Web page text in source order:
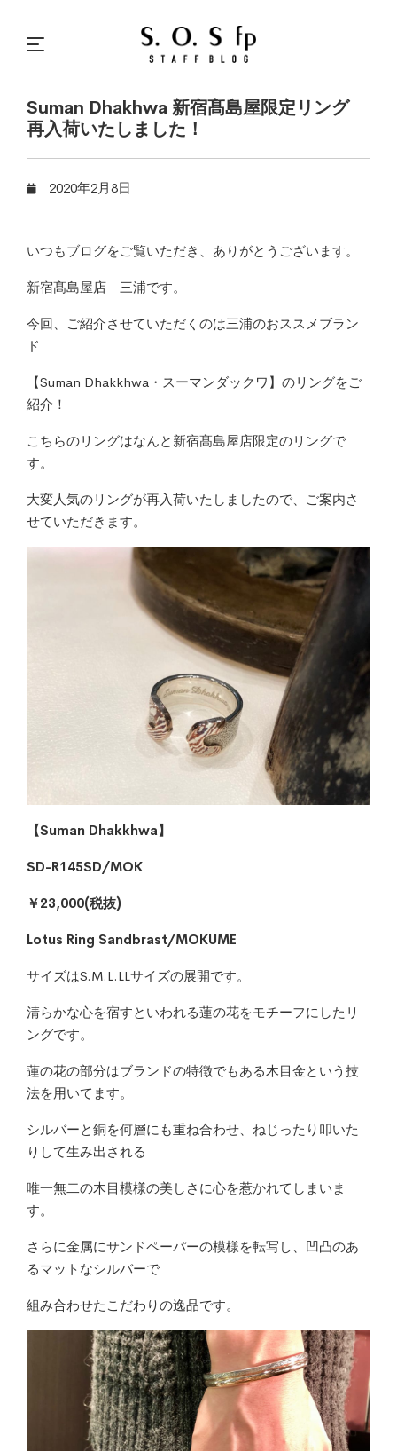
Suman Dhakhwa 新宿髙島屋限定リング
再入荷いたしました！
2020年2月8日
いつもブログをご覧いただき、ありがとうございます。
新宿髙島屋店 三浦です。
今回、ご紹介させていただくのは三浦のおススメブラン
ド
【Suman Dhakkhwa・スーマンダックワ】のリングをご
紹介！
こちらのリングはなんと新宿髙島屋店限定のリングで
す。
大変人気のリングが再入荷いたしましたので、ご案内さ
せていただきます。
【Suman Dhakkhwa】
SD-R145SD/MOK
￥23,000(税抜)
Lotus Ring Sandbrast/MOKUME
サイズはS.M.L.LLサイズの展開です。
清らかな心を宿すといわれる蓮の花をモチーフにしたリ
ングです。
蓮の花の部分はブランドの特徴でもある木目金という技
法を用いてます。
シルバーと銅を何層にも重ね合わせ、ねじったり叩いた
りして生み出される
唯一無二の木目模様の美しさに心を惹かれてしまいま
す。
さらに金属にサンドペーパーの模様を転写し、凹凸のあ
るマットなシルバーで
組み合わせたこだわりの逸品です。